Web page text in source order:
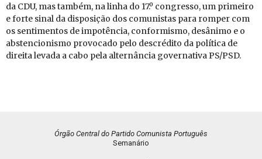
da CDU, mas também, na linha do 17.º congresso, um primeiro
e forte sinal da disposição dos comunistas para romper com
os sentimentos de impotência, conformismo, desânimo e o
abstencionismo provocado pelo descrédito da política de
direita levada a cabo pela alternância governativa PS/PSD.
Órgão Central do Partido Comunista Português
Semanário